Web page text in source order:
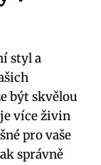
styl a
být skvělou
více živin
pro vaše
správně